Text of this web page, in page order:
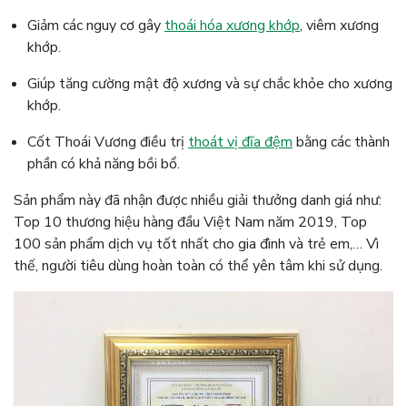
Giảm các nguy cơ gây thoái hóa xương khớp, viêm xương
khớp.
Giúp tăng cường mật độ xương và sự chắc khỏe cho xương
khớp.
Cốt Thoái Vương điều trị thoát vị đĩa đệm bằng các thành
phần có khả năng bồi bổ.
Sản phẩm này đã nhận được nhiều giải thưởng danh giá như:
Top 10 thương hiệu hàng đầu Việt Nam năm 2019, Top
100 sản phẩm dịch vụ tốt nhất cho gia đình và trẻ em,… Vì
thế, người tiêu dùng hoàn toàn có thể yên tâm khi sử dụng.